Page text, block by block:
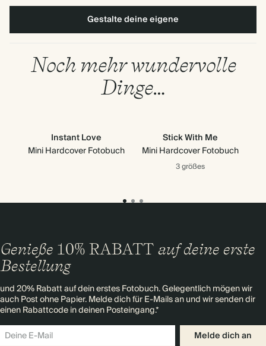
Gestalte deine eigene
Noch mehr wundervolle
Dinge…
Instant Love
Mini Hardcover Fotobuch
Stick With Me
Mini Hardcover Fotobuch
3 größes
Genieße 10% RABATT auf deine erste
Bestellung
und 20% Rabatt auf dein erstes Fotobuch. Gelegentlich mögen wir
auch Post ohne Papier. Melde dich für E-Mails an und wir senden dir
einen Rabattcode in deinen Posteingang.*
Melde dich an